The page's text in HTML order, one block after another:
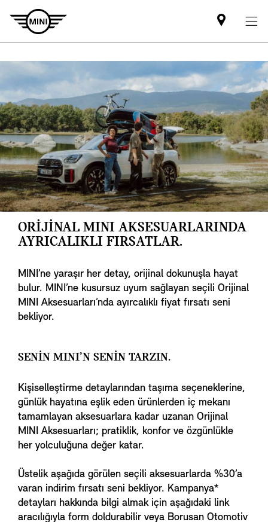
Mini
dealer
ORİJİNAL MINI AKSESUARLARINDA
AYRICALIKLI FIRSATLAR.
MINI’ne yaraşır her detay, orijinal dokunuşla hayat
bulur. MINI’ne kusursuz uyum sağlayan seçili Orijinal
MINI Aksesuarları’nda ayırcalıklı fiyat fırsatı seni
bekliyor.
SENİN MINI’N SENİN TARZIN.
Kişiselleştirme detaylarından taşıma seçeneklerine,
günlük hayatına eşlik eden ürünlerden iç mekanı
tamamlayan aksesuarlara kadar uzanan Orijinal
MINI Aksesuarları; pratiklik, konfor ve özgünlükle
her yolculuğuna değer katar.
Üstelik aşağıda görülen seçili aksesuarlarda %30’a
varan indirim fırsatı seni bekliyor. Kampanya*
detayları hakkında bilgi almak için aşağıdaki link
aracılığıyla form doldurabilir veya Borusan Otomotiv